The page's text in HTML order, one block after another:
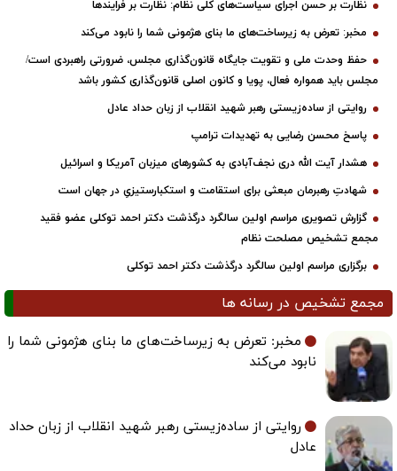
نظارت بر حسن اجرای سیاست‌های کلی نظام: نظارت بر فرایندها
مخبر: تعرض به زیرساخت‌های ما بنای هژمونی شما را نابود می‌کند
حفظ وحدت ملی و تقویت جایگاه قانون‌گذاری مجلس، ضرورتی راهبردی است/
مجلس باید همواره فعال، پویا و کانون اصلی قانون‌گذاری کشور باشد
روایتی از ساده‌زیستی رهبر شهید انقلاب از زبان حداد عادل
پاسخ محسن رضایی به تهدیدات ترامپ
هشدار آیت الله دری نجف‌آبادی به کشورهای میزبان آمریکا و اسرائیل
شهادتِ رهبرمان مبعثی برای استقامت و استکبارستیزیِ در جهان است
گزارش تصویری مراسم اولین سالگرد درگذشت دکتر احمد توکلی عضو فقید
مجمع تشخیص مصلحت نظام
برگزاری مراسم اولین سالگرد درگذشت دکتر احمد توکلی
مجمع تشخیص در رسانه ها
مخبر: تعرض به زیرساخت‌های ما بنای هژمونی شما را
نابود می‌کند
روایتی از ساده‌زیستی رهبر شهید انقلاب از زبان حداد
عادل